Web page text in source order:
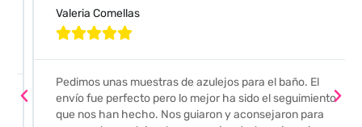
Valeria Comellas

Pedimos unas muestras de azulejos para el baño. El
envío fue perfecto pero lo mejor ha sido el seguimiento
que nos han hecho. Nos guiaron y aconsejaron para